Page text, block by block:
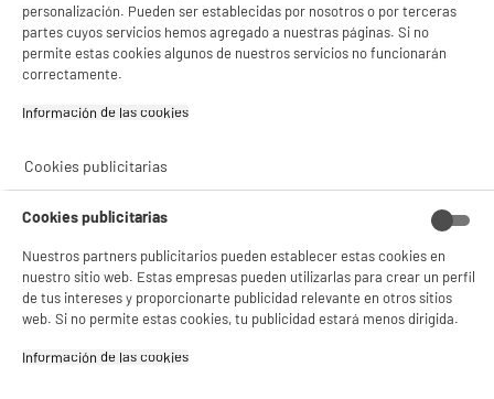
personalización. Pueden ser establecidas por nosotros o por terceras
partes cuyos servicios hemos agregado a nuestras páginas. Si no
permite estas cookies algunos de nuestros servicios no funcionarán
correctamente.
Información de las cookies‎
Cookies publicitarias
Cookies publicitarias
Nuestros partners publicitarios pueden establecer estas cookies en
nuestro sitio web. Estas empresas pueden utilizarlas para crear un perfil
de tus intereses y proporcionarte publicidad relevante en otros sitios
web. Si no permite estas cookies, tu publicidad estará menos dirigida.
Información de las cookies‎